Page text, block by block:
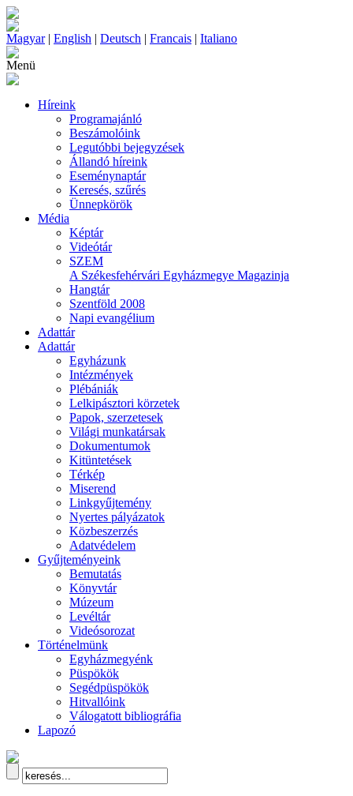
Magyar| English | Deutsch | Francais | Italiano
Menü
Híreink
Programajánló
Beszámolóink
Legutóbbi bejegyzések
Állandó híreink
Eseménynaptár
Keresés, szűrés
Ünnepkörök
Média
Képtár
Videótár
SZEM
A Székesfehérvári Egyházmegye Magazinja
Hangtár
Szentföld 2008
Napi evangélium
Adattár
Adattár
Egyházunk
Intézmények
Plébániák
Lelkipásztori körzetek
Papok, szerzetesek
Világi munkatársak
Dokumentumok
Kitüntetések
Térkép
Miserend
Linkgyűjtemény
Nyertes pályázatok
Közbeszerzés
Adatvédelem
Gyűjteményeink
Bemutatás
Könyvtár
Múzeum
Levéltár
Videósorozat
Történelmünk
Egyházmegyénk
Püspökök
Segédpüspökök
Hitvallóink
Válogatott bibliográfia
Lapozó